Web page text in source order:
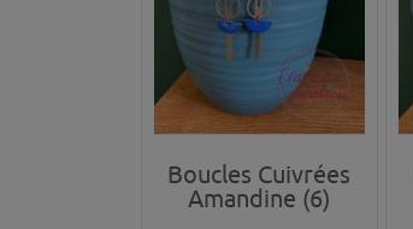
ancien
Boucles Cuivrées
Amandine (6)